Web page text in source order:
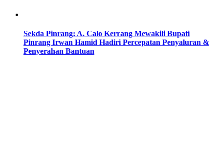
Sekda Pinrang; A. Calo Kerrang Mewakili Bupati
Pinrang Irwan Hamid Hadiri Percepatan Penyaluran &
Penyerahan Bantuan